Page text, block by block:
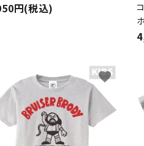
円(税込)
favorite